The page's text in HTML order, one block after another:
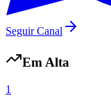
Seguir Canal
Em Alta
1